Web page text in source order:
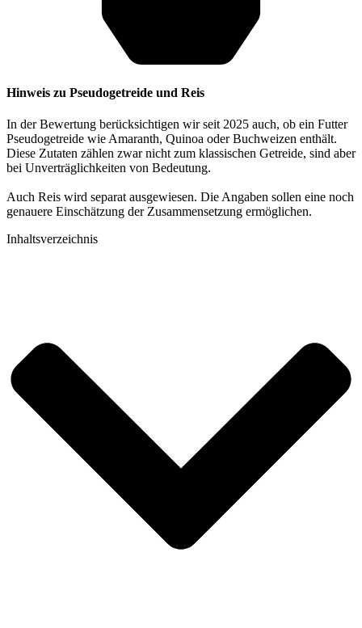
Hinweis zu Pseudogetreide und Reis
In der Bewertung berücksichtigen wir seit 2025 auch, ob ein Futter
Pseudogetreide wie Amaranth, Quinoa oder Buchweizen enthält.
Diese Zutaten zählen zwar nicht zum klassischen Getreide, sind aber
bei Unverträglichkeiten von Bedeutung.
Auch Reis wird separat ausgewiesen. Die Angaben sollen eine noch
genauere Einschätzung der Zusammensetzung ermöglichen.
Inhaltsverzeichnis​